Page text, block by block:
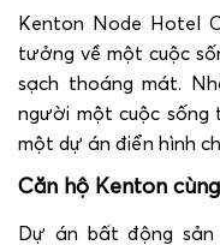
Kenton Node Hotel
tưởng về một cuộc
sạch thoáng mát.
người một cuộc sống
một dự án điển hình
Căn hộ Kenton
Dự án bất động